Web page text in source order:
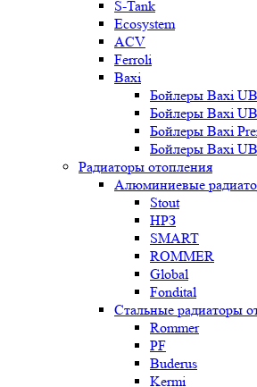
S-Tank
Ecosystem
ACV
Ferroli
Baxi
Бойлеры Baxi UB
Бойлеры Baxi
Бойлеры Baxi
Бойлеры Baxi
Радиаторы отопления
Алюминиевые
Stout
НРЗ
SMART
ROMMER
Global
Fondital
Стальные радиаторы
Rommer
PF
Buderus
Kermi